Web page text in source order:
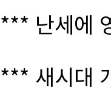
*** 난세에
*** 새시대